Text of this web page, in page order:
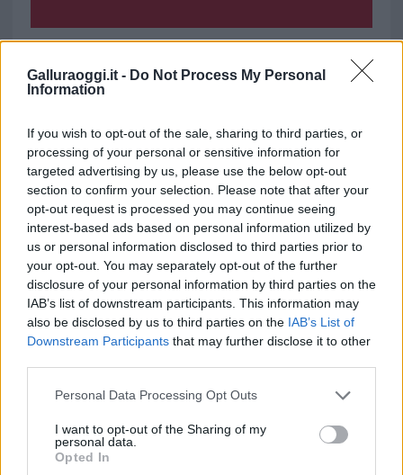
Galluraoggi.it - Do Not Process My Personal
Information
If you wish to opt-out of the sale, sharing to third parties, or
processing of your personal or sensitive information for
targeted advertising by us, please use the below opt-out
section to confirm your selection. Please note that after your
opt-out request is processed you may continue seeing
interest-based ads based on personal information utilized by
us or personal information disclosed to third parties prior to
your opt-out. You may separately opt-out of the further
disclosure of your personal information by third parties on the
IAB’s list of downstream participants. This information may
also be disclosed by us to third parties on the IAB’s List of
Downstream Participants that may further disclose it to other
Please note that this website/app uses one or more Google
not limited to your visit or usage behaviour. You may click to
grant or deny consent to Google and its third-party tags to
use your data for below specified purposes in below Google
Personal Data Processing Opt Outs
I want to opt-out of the Sharing of my
personal data.
Opted In
Ricevi le nostre ultime news
daGoogle News
Condividi l'articolo
F
a
ce
b
o
o
T
w
it
te
r
Pi
n
te
re
st
W
h
at
s
A
p
p
S
h
a
re
Articolo precedente
Prossimo articolo
NOTIZIE RECENTI
Incendio nella notte a Olbia, a fuoco due furgoni